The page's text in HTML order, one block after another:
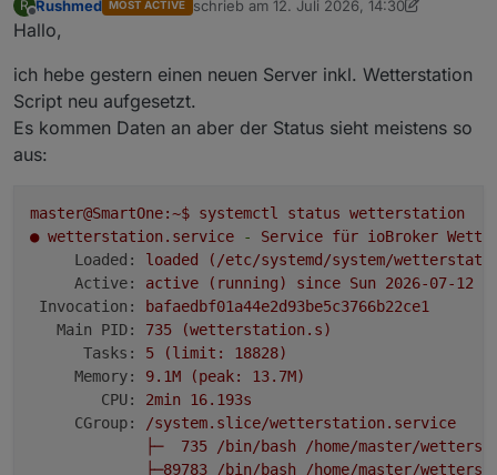
R
Offline
Rushmed MOST ACTIVE schrieb am 12. Juli 2026, 14:30
zuletzt editiert von Rushmed7. Dez. 2026,
Hallo,
ich hebe gestern einen neuen Server inkl. Wetterstation
Script neu aufgesetzt.
Es kommen Daten an aber der Status sieht meistens so
aus:
master@SmartOne:~$ systemctl status wetterstation
● wetterstation.service - Service für ioBroker
Loaded:
loaded
(/etc/systemd/system/
Active:
active (running) since Sun
2026-07-12
Invocation:
bafaedbf01a44e2d93be5c3766b22ce1
Main PID:
735
(wetterstation.s)
Tasks:
5 (limit: 18828)
Memory:
9. 1M (peak: 13. 7M)
CPU:
2min 16. 193s
CGroup:
/system.slice/wetterstation.service
├─
735 /bin/bash
/home/master/
├─89783
/bin/bash
/home/master/